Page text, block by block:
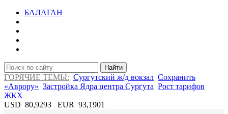
БАЛАГАН
Найти
ГОРЯЧИЕ ТЕМЫ: Сургутский ж/д вокзал Сохранить
«Аврору» Застройка Ядра центра Сургута Рост тарифов
ЖКХ
USD 80,9293 EUR 93,1901